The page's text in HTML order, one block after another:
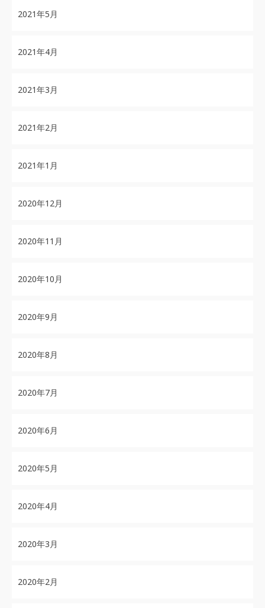
2021年5月
2021年4月
2021年3月
2021年2月
2021年1月
2020年12月
2020年11月
2020年10月
2020年9月
2020年8月
2020年7月
2020年6月
2020年5月
2020年4月
2020年3月
2020年2月